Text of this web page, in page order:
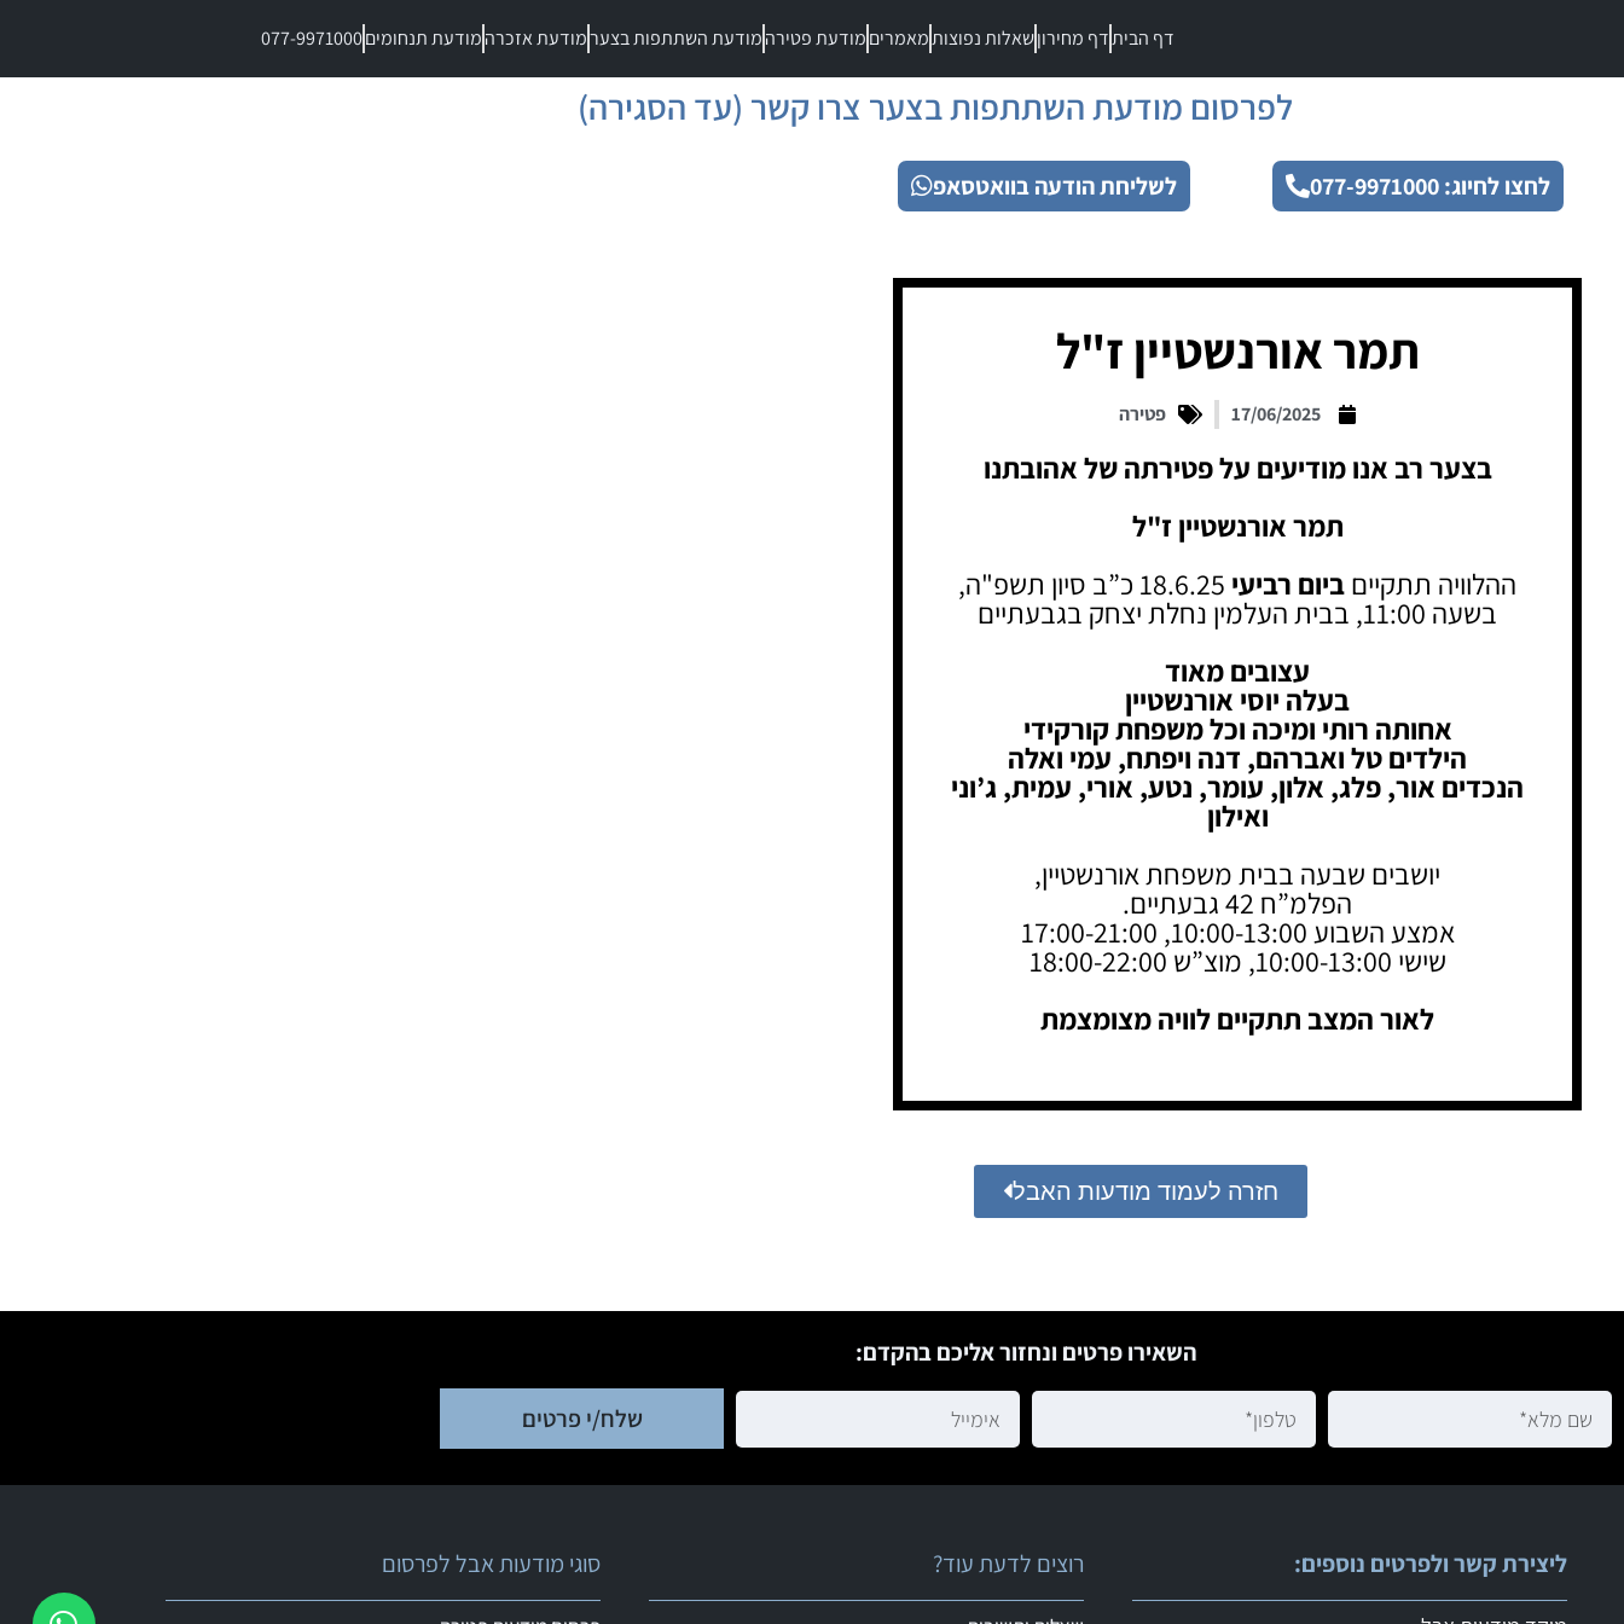
דף הביתדף מחירוןשאלות נפוצותמאמריםמודעת פטירהמודעת השתתפות בצערמודעת אזכרהמודעת תנחומים077-9971000
לפרסום מודעת השתתפות בצער צרו קשר (עד הסגירה)
לחצו לחיוג: 077-9971000 לשליחת הודעה בוואטסאפ
תמר אורנשטיין ז"ל
17/06/2025 פטירה
בצער רב אנו מודיעים על פטירתה של אהובתנו
תמר אורנשטיין ז"ל
ההלוויה תתקייםביום רביעי 18.6.25 כ”ב סיון תשפ"ה,
בשעה 11:00, בבית העלמין נחלת יצחק בגבעתיים
עצובים מאוד
בעלה יוסי אורנשטיין
אחותה רותי ומיכה וכל משפחת קורקידי
הילדים טל ואברהם, דנה ויפתח, עמי ואלה
הנכדים אור, פלג, אלון, עומר, נטע, אורי, עמית, ג’וני
ואילון
יושבים שבעה בבית משפחת אורנשטיין,
הפלמ”ח 42 גבעתיים.
אמצע השבוע 10:00-13:00, 17:00-21:00
שישי 10:00-13:00, מוצ”ש 18:00-22:00
לאור המצב תתקיים לוויה מצומצמת
חזרה לעמוד מודעות האבל
השאירו פרטים ונחזור אליכם בהקדם:
שלח/י פרטים
ליצירת קשר ולפרטים נוספים: רוצים לדעת עוד? סוגי מודעות אבל לפרסום